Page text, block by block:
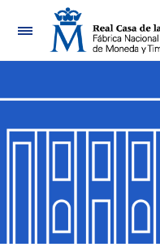
Navegació
Mostra/Amaga
Mostra/Amaga
Mostra/Amaga